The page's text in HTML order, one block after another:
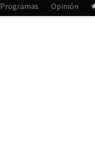
Programas Opinión